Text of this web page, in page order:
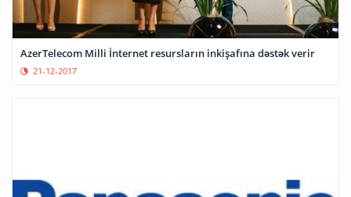
AzerTelecom Milli İnternet resursların inkişafına dəstək verir
21-12-2017